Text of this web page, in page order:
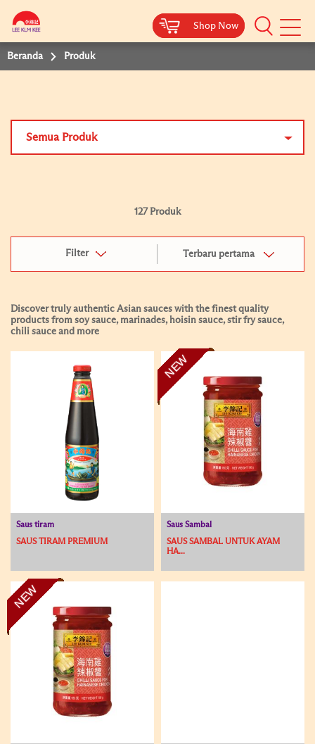
Shop Now
Shop Now
Beranda Produk
Semua Produk
127 Produk
Filter Terbaru pertama
Discover truly authentic Asian sauces with the finest quality
products from soy sauce, marinades, hoisin sauce, stir fry sauce,
chili sauce and more
Saus tiram
SAUS TIRAM PREMIUM
NEW
Saus Sambal
SAUS SAMBAL UNTUK AYAM
HA...
NEW